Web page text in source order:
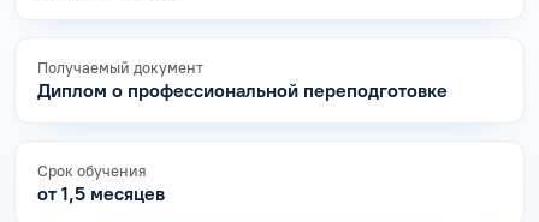
Получаемый документ
Диплом о профессиональной переподготовке
Срок обучения
от 1,5 месяцев